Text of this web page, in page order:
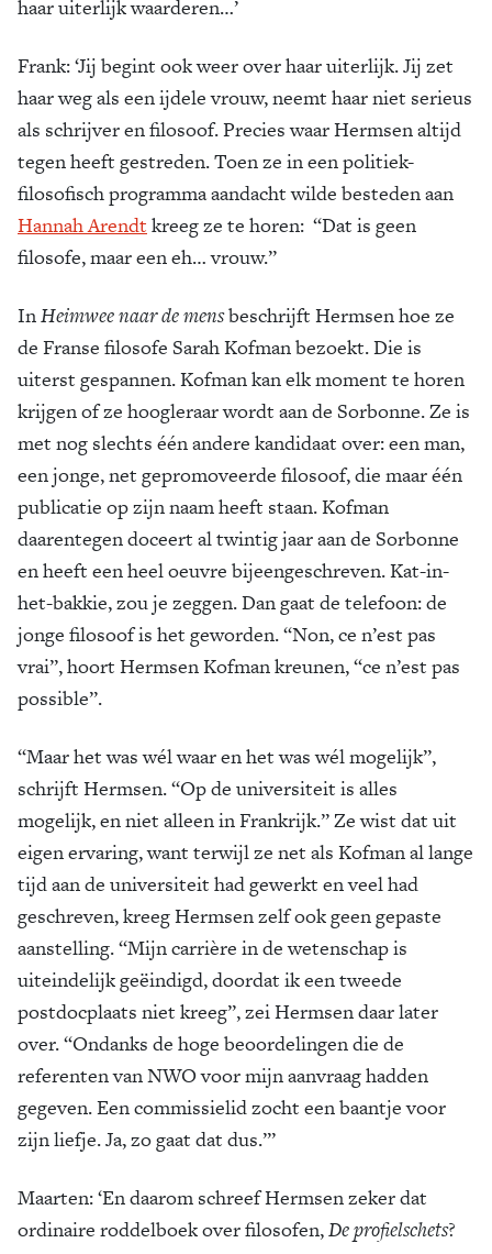
haar uiterlijk waarderen…’
Frank:‘Jij begint ook weer over haar uiterlijk. Jij zet
haar weg als een ijdele vrouw, neemt haar niet serieus
als schrijver en filosoof. Precies waar Hermsen altijd
tegen heeft gestreden. Toen ze in een politiek-
filosofisch programma aandacht wilde besteden aan
Hannah Arendt kreeg ze te horen: “Dat is geen
filosofe, maar een eh… vrouw.”
InHeimwee naar de mensbeschrijft Hermsen hoe ze
de Franse filosofe Sarah Kofman bezoekt. Die is
uiterst gespannen. Kofman kan elk moment te horen
krijgen of ze hoogleraar wordt aan de Sorbonne. Ze is
met nog slechts één andere kandidaat over: een man,
een jonge, net gepromoveerde filosoof, die maar één
publicatie op zijn naam heeft staan. Kofman
daarentegen doceert al twintig jaar aan de Sorbonne
en heeft een heel oeuvre bijeengeschreven. Kat-in-
het-bakkie, zou je zeggen. Dan gaat de telefoon: de
jonge filosoof is het geworden. “Non, ce n’est pas
vrai”, hoort Hermsen Kofman kreunen, “ce n’est pas
possible”.
“Maar het was wél waar en het was wél mogelijk”,
schrijft Hermsen. “Op de universiteit is alles
mogelijk, en niet alleen in Frankrijk.” Ze wist dat uit
eigen ervaring, want terwijl ze net als Kofman al lange
tijd aan de universiteit had gewerkt en veel had
geschreven, kreeg Hermsen zelf ook geen gepaste
aanstelling. “Mijn carrière in de wetenschap is
uiteindelijk geëindigd, doordat ik een tweede
postdocplaats niet kreeg”, zei Hermsen daar later
over. “Ondanks de hoge beoordelingen die de
referenten van NWO voor mijn aanvraag hadden
gegeven. Een commissielid zocht een baantje voor
zijn liefje. Ja, zo gaat dat dus.”’
Maarten: ‘En daarom schreef Hermsen zeker dat
ordinaire roddelboek over filosofen,De profielschets?